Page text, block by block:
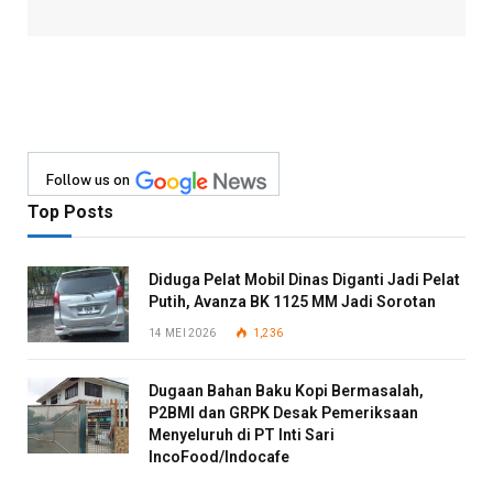
Follow us on
Top Posts
Diduga Pelat Mobil Dinas Diganti Jadi Pelat
Putih, Avanza BK 1125 MM Jadi Sorotan
14 MEI 2026 1,236
Dugaan Bahan Baku Kopi Bermasalah,
P2BMI dan GRPK Desak Pemeriksaan
Menyeluruh di PT Inti Sari
IncoFood/Indocafe